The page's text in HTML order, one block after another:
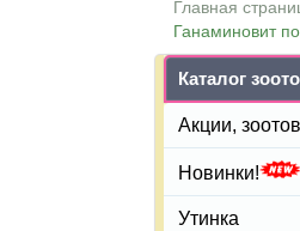
Главная
Ганаминовит
Каталог
Акции,
Новинки!
Утинка